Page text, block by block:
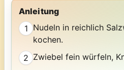
Anleitung
1 Nudeln in reichlich
kochen.
2 Zwiebel fein würfeln,